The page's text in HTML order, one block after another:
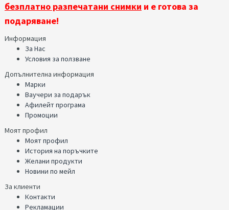
безплатно разпечатани снимки и е готова за
подаряване!
Информация
За Нас
Условия за ползване
Допълнителна информация
Марки
Ваучери за подарък
Афилейт програма
Промоции
Моят профил
Моят профил
История на поръчките
Желани продукти
Новини по мейл
За клиенти
Контакти
Рекламации